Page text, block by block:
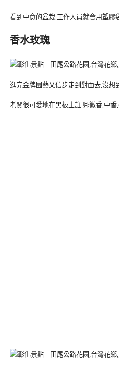
看到中意的盆栽,工作人員就會用塑膠
香水玫瑰
逛完金牌園藝又信步走到對面去,沒想
老闆很可愛地在黑板上註明:微香,中